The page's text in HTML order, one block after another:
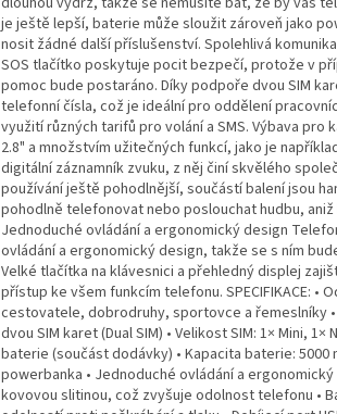
je ještě lepší, baterie může sloužit zároveň jako
nosit žádné další příslušenství. Spolehlivá
SOS tlačítko poskytuje pocit bezpečí, protože v
pomoc bude postaráno. Díky podpoře dvou SIM
telefonní čísla, což je ideální pro oddělení
využití různých tarifů pro volání a SMS. Výbava
2.8" a množstvím užitečných funkcí, jako je
digitální záznamník zvuku, z něj činí skvělého
používání ještě pohodlnější, součástí balení jsou
pohodlně telefonovat nebo poslouchat hudbu,
Jednoduché ovládání a ergonomický design
ovládání a ergonomický design, takže se s ním
Velké tlačítka na klávesnici a přehledný displej
přístup ke všem funkcím telefonu. SPECIFIKACE: •
cestovatele, dobrodruhy, sportovce a řemeslníky
dvou SIM karet (Dual SIM) • Velikost SIM: 1× Mini,
baterie (součást dodávky) • Kapacita baterie: 5000
powerbanka • Jednoduché ovládání a
kovovou slitinou, což zvyšuje odolnost telefonu •